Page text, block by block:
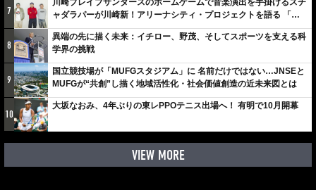
7
川崎ブレイブサンダースのホームゲームで音楽演出を手掛けるスチ
ャダラパーが川崎新！アリーナシティ・プロジェクトを語る 「楽
しみでしかないでしょ。川崎は、ずっと成長曲線だから」
8
異端の先に描く未来：イチロー、野茂、そしてスポーツを支える科
学界の挑戦
9
国立競技場が「MUFGスタジアム」に 名前だけではない…JNSEと
MUFGが“共創”し描く地域活性化・社会価値創造の近未来図とは
10
大坂なおみ、4年ぶりの東レPPOテニス出場へ！ 有明で10月開幕
VIEW MORE